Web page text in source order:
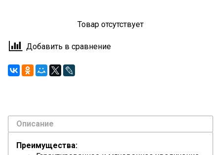
Товар отсутствует
Добавить в сравнение
Описание
Преимущества: